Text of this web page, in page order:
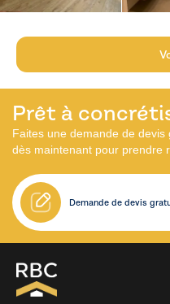
Prêt à
Faites une demande de
dès maintenant pour prendre
Demande de devis